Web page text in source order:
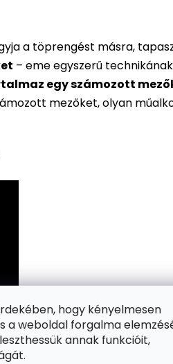
hogy kényelmesen
a weboldal forgalma
annak funkcióit,
a töprengést másra,
– eme egyszerű
egy számozott
mezőket, olyan